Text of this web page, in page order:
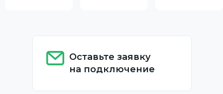
Оставьте заявку
на подключение